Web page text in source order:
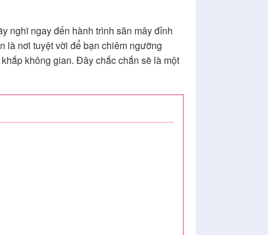
nghĩ ngay đến hành trình săn mây đỉnh
là nơi tuyệt vời để bạn chiêm ngưỡng
không gian. Đây chắc chắn sẽ là một